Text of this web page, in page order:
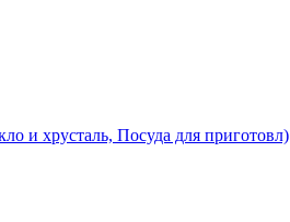
и хрусталь, Посуда для приготовл)